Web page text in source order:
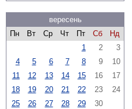
вересень
Пн
Вт Ср Чт Пт Сб
Нд
1
2
3
4
5 6 7 8 9
10
11
12 13 14 15 16
17
18
19 20 21 22 23
24
25
26 27 28 29 30